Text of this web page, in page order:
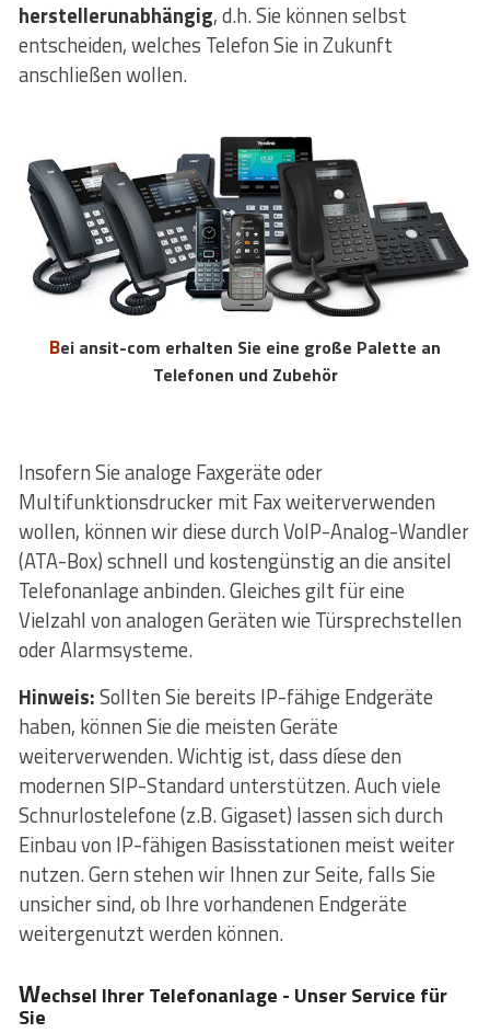
herstellerunabhängig, d.h. Sie können selbst
entscheiden, welches Telefon Sie in Zukunft
anschließen wollen.
Bei ansit-com erhalten Sie eine große Palette an
Telefonen und Zubehör
Insofern Sie analoge Faxgeräte oder
Multifunktionsdrucker mit Fax weiterverwenden
wollen, können wir diese durch VoIP-Analog-Wandler
(ATA-Box) schnell und kostengünstig an die ansitel
Telefonanlage anbinden. Gleiches gilt für eine
Vielzahl von analogen Geräten wie Türsprechstellen
oder Alarmsysteme.
Hinweis:Sollten Sie bereits IP-fähige Endgeräte
haben, können Sie die meisten Geräte
weiterverwenden. Wichtig ist, dass díese den
modernen SIP-Standard unterstützen. Auch viele
Schnurlostelefone (z.B. Gigaset) lassen sich durch
Einbau von IP-fähigen Basisstationen meist weiter
nutzen. Gern stehen wir Ihnen zur Seite, falls Sie
unsicher sind, ob Ihre vorhandenen Endgeräte
weitergenutzt werden können.
Wechsel Ihrer Telefonanlage - Unser Service für
Sie